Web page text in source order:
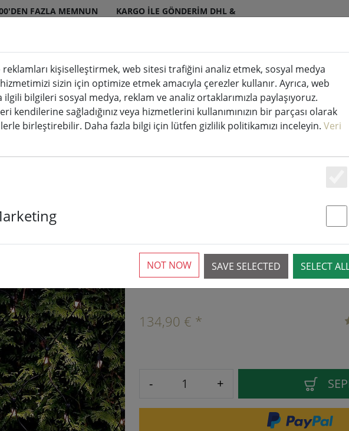
FAZLA MEMNUN
KARGO ILE GÖNDERIM DHL &
iç ve dış mekan
Mutfak & Yemek Yaşam
Sirius Tech-Line ışık
seti 196 LED sıcak
mekan 230V siyah
›
8 Mevcut
134,90 € *
- +
kişiselleştirmek, web sitesi trafiğini analiz etmek, sosyal medya
sizin için optimize etmek amacıyla çerezler kullanır. Ayrıca, web
ilgili bilgileri sosyal medya, reklam ve analiz ortaklarımızla paylaşıyoruz.
kendilerine sağladığınız veya hizmetlerini kullanımınızın bir parçası olarak
birleştirebilir. Daha fazla bilgi için lütfen gizlilik politikamızı inceleyin. Veri
SAVE SELECTED SELECT
NOT NOW